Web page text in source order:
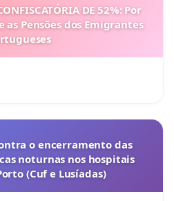
DE 52%: Por
as Pensões dos Emigrantes
o encerramento das
noturnas nos hospitais
(Cuf e Lusíadas)